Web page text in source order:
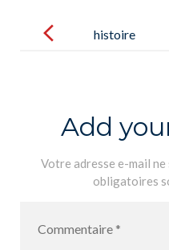
navigation
histoire
Add
Votre adresse e-mail ne
obligatoires